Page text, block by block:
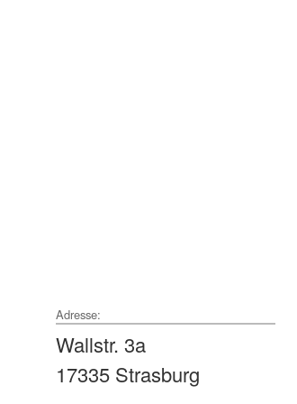
Adresse:
Wallstr. 3a
17335 Strasburg